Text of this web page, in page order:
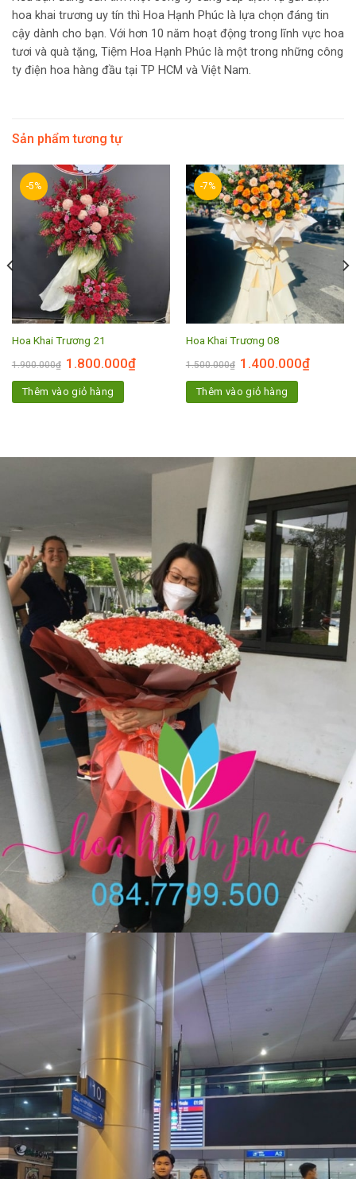
hoa khai trương uy tín thì Hoa Hạnh Phúc là lựa chọn đáng tin
cậy dành cho bạn. Với hơn 10 năm hoạt động trong lĩnh vực hoa
tươi và quà tặng, Tiệm Hoa Hạnh Phúc là một trong những công
ty điện hoa hàng đầu tại TP HCM và Việt Nam.
Sản phẩm tương tự
-5%
Hoa Khai Trương 21
1.900.000₫ 1.800.000₫
Thêm vào giỏ hàng
-7%
Hoa Khai Trương 08
1.500.000₫ 1.400.000₫
Thêm vào giỏ hàng